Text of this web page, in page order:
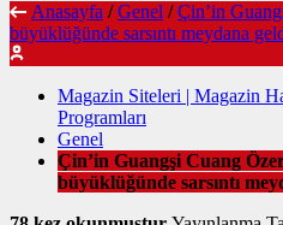
Anasayfa / Genel / Çin’in
büyüklüğünde sarsıntı meydana
Magazin Siteleri | Magazin
Programları
Genel
Çin’in Guangşi Cuang
büyüklüğünde sarsıntı